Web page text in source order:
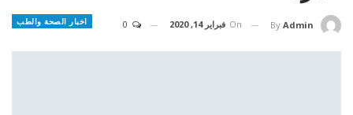
اخبار الصحة والطب By Admin
On فبراير 14, 2020